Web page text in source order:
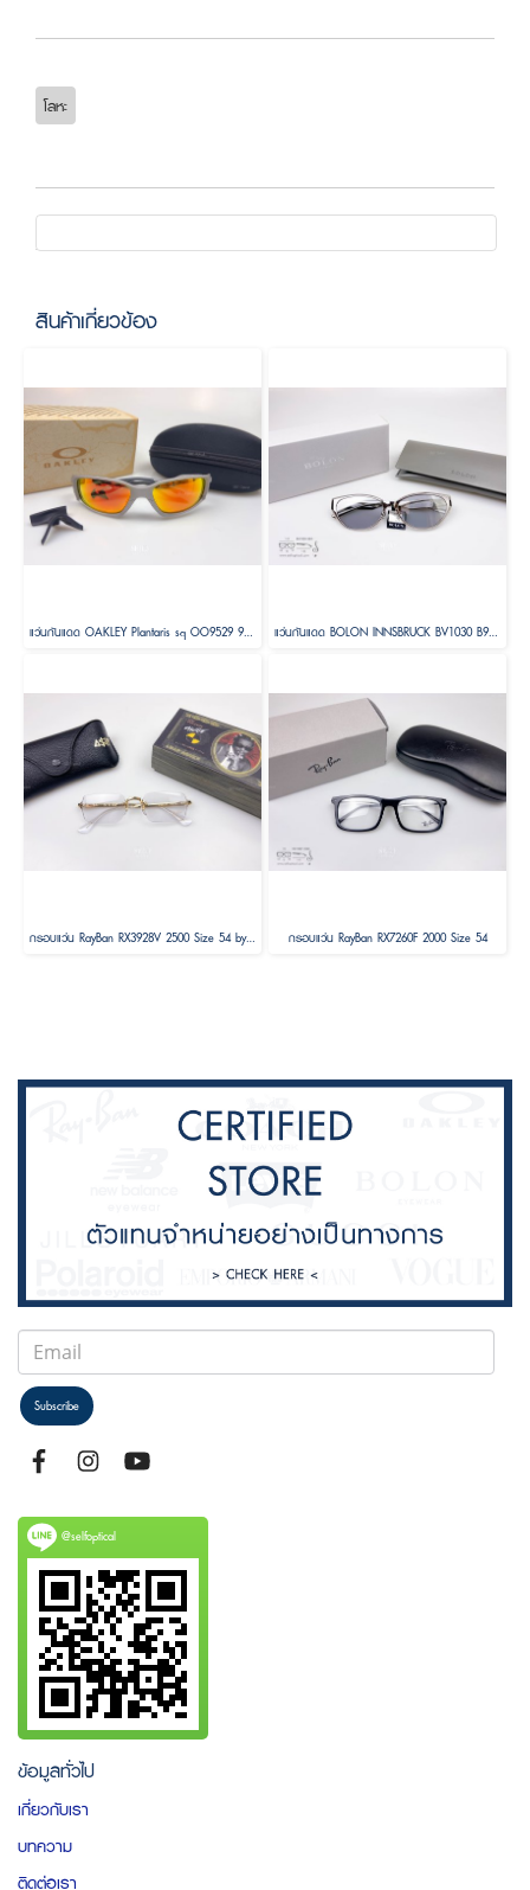
โลหะ
สินค้าเกี่ยวข้อง
แว่นกันแดด OAKLEY Plantaris sq OO9529 95290561 Size 61 แว่นกันแดด BOLON INNSBRUCK BV1030 B90 Size 58
กรอบแว่น RayBan RX3928V 2500 Size 54 by A$AP ASAP Rocky กรอบแว่น RayBan RX7260F 2000 Size 54
Subscribe
@selfoptical
ข้อมูลทั่วไป
เกี่ยวกับเรา
บทความ
ติดต่อเรา